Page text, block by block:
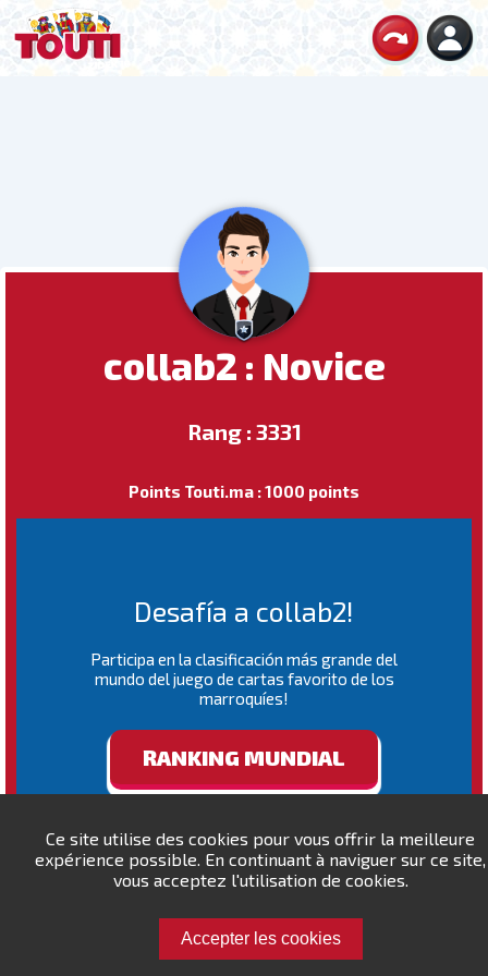
Ce site utilise des cookies pour vous offrir la meilleure
expérience possible. En continuant à naviguer sur ce site,
vous acceptez l'utilisation de cookies.
Accepter les cookies
collab2 : Novice
Rang : 3331
Points Touti.ma : 1000 points
Desafía a collab2!
Participa en la clasificación más grande del
mundo del juego de cartas favorito de los
marroquíes!
RANKING MUNDIAL